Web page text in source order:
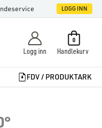
LOGG INN
Logg inn Handlekurv
0
FDV / PRODUKTARK